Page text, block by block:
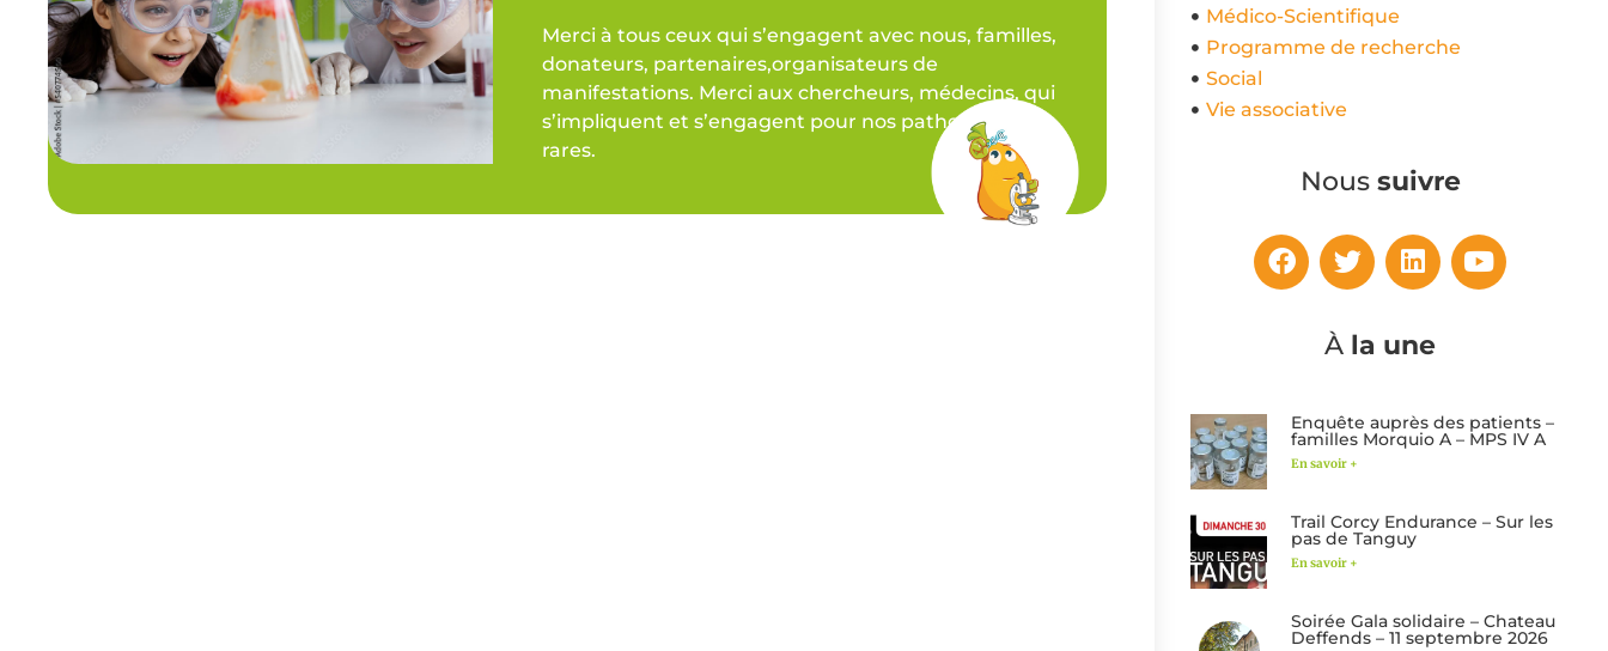
Merci à tous ceux qui s’engagent avec nous, familles,
donateurs, partenaires,organisateurs de
manifestations. Merci aux chercheurs, médecins, qui
s’impliquent et s’engagent pour nos pathologies
rares.
Médico-Scientifique
Programme de recherche
Social
Vie associative
Nous suivre
À la une
Enquête auprès des patients –
familles Morquio A – MPS IV A
En savoir +
Trail Corcy Endurance – Sur les
pas de Tanguy
En savoir +
Soirée Gala solidaire – Chateau
Deffends – 11 septembre 2026